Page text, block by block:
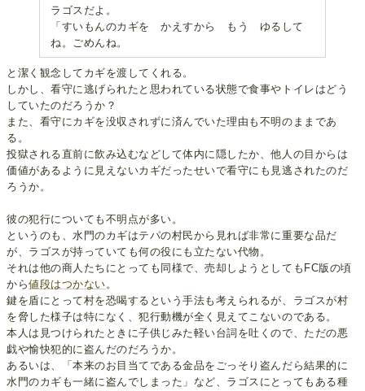
ラゴスだよ。
「すいもんのカギを かえすから もう ゆるして
ね。ごめんね。
と潔く観念してカギを渡してくれる。
しかし、看守に逃げられたと思われている状態で食事やトイレはどう
していたのだろうか？
また、看守にカギを没収されずに済んでいた理由も不明のままであ
る。
投獄される直前に飲み込むなどして体内に隠したか、他人の目からは
価値があるように見えないカギだったせいで看守にも見逃されたのだ
ろうか。
彼の犯行についても不明点が多い。
というのも、水門のカギはテパの村民から見れば非常に重要な品だ
が、ラゴスが持っていても何の役にも立たない代物。
それは他の商人たちにとっても同様で、売却しようとしてもFC版の頃
から値段はつかない。
鍵を盾にとって村を恐喝するという手法も考えられるが、ラゴスが村
を脅した様子は特になく、犯行動機が全く見えてこないのである。
本人は見つけられたときに子供じみた軽い台詞を吐くので、ただの悪
戯や愉快犯的に盗んだのだろうか。
あるいは、「本来のお目当てである金品をごっそり盗んだら結果的に
水門のカギも一緒に盗んでしまった」など、ラゴスにとってもある種